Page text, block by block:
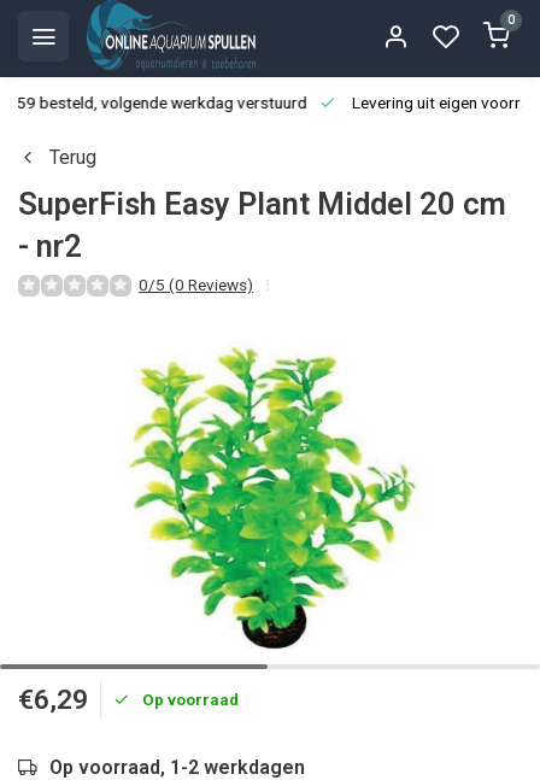
0
besteld, volgende werkdag verstuurd Levering uit eigen
Terug
SuperFish Easy Plant Middel 20 cm
- nr2
0/5 (0 Reviews)
€6,29 Op voorraad
Op voorraad, 1-2 werkdagen